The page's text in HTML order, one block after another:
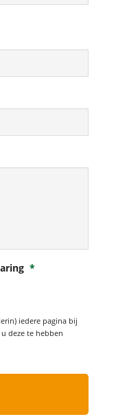
*
iedere pagina bij
deze te hebben